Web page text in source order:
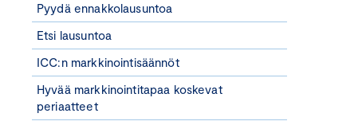
Pyydä ennakkolausuntoa
Etsi lausuntoa
ICC:n markkinointisäännöt
Hyvää markkinointitapaa koskevat
periaatteet